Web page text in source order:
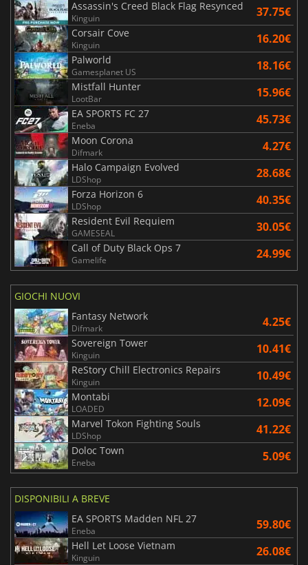
Assassin's Creed Black Flag Resynced
Kinguin 37.75€
Corsair Cove
Kinguin 16.20€
Palworld
Gamesplanet US 18.16€
Mistfall Hunter
LootBar 15.96€
EA SPORTS FC 27
Eneba 45.73€
Moon Corona
Difmark 4.27€
Halo Campaign Evolved
LDShop 28.68€
Forza Horizon 6
LDShop 40.35€
Resident Evil Requiem
GAMESEAL 30.05€
Call of Duty Black Ops 7
Gamelife 24.99€
GIOCHI NUOVI
Fantasy Network
Difmark 4.25€
Sovereign Tower
Kinguin 10.41€
ReStory Chill Electronics Repairs
Kinguin 10.49€
Montabi
LOADED 12.09€
Marvel Tokon Fighting Souls
LDShop 41.22€
Doloc Town
Eneba 5.09€
DISPONIBILI A BREVE
EA SPORTS Madden NFL 27
Eneba 59.80€
Hell Let Loose Vietnam
Kinguin 26.08€